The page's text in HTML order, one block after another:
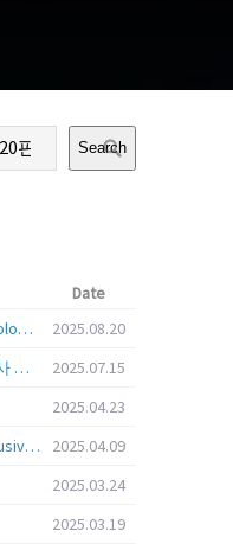
Search
Date
Call for Applications: 2025 Korea Technology Advisory Group (K-TAG)
2025.08.20
과총-한국은행 주관 이공계 분야 석·박사 학위자 대상 서베이
2025.07.15
2025.04.23
i-Drone 2025, Deadline Extended & Exclusive Opportunity to Travel to Korea!
2025.04.09
2025.03.24
2025.03.19